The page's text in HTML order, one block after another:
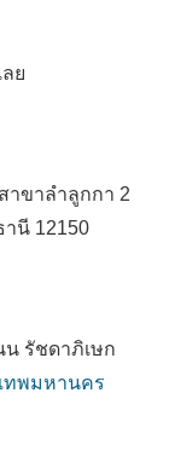
ย
าขาลำลูกกา 2
านี 12150
น รัชดาภิเษก
ทพมหานคร